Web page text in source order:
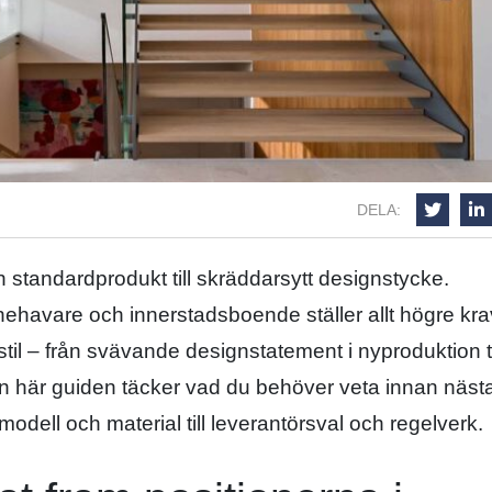
DELA:
standardprodukt till skräddarsytt designstycke.
och innerstadsboende ställer allt högre
– från svävande designstatement i nyproduktion
här guiden täcker vad du behöver veta innan
och material till leverantörsval och regelverk.